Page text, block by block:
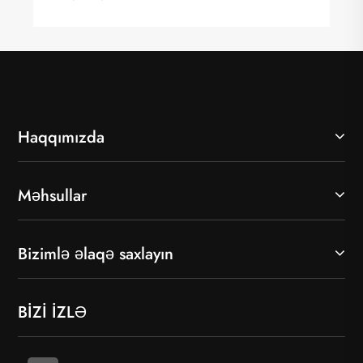
Haqqımızda
Məhsullar
Bizimlə əlaqə saxlayın
BİZİ İZLƏ